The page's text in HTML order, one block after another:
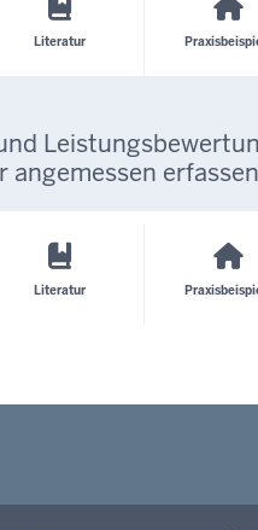
Literatur
angemessen
Literatur